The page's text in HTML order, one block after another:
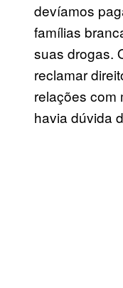
devíamos
famílias
suas drogas.
reclamar
relações com
havia dúvida